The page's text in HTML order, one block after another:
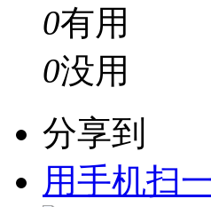
0有用
0没用
分享到
用手机扫